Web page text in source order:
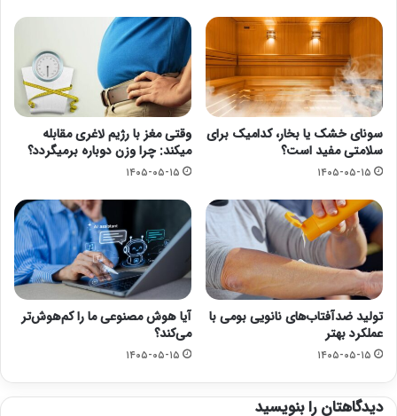
سونای خشک یا بخار، کدامیک برای
سلامتی مفید است؟
۱۴۰۵-۰۵-۱۵
وقتی مغز با رژیم لاغری مقابله
میکند: چرا وزن دوباره برمیگردد؟
۱۴۰۵-۰۵-۱۵
تولید ضدآفتاب‌های نانویی بومی با
عملکرد بهتر
۱۴۰۵-۰۵-۱۵
آیا هوش مصنوعی ما را کم‌هوش‌تر
می‌کند؟
۱۴۰۵-۰۵-۱۵
دیدگاهتان را بنویسید